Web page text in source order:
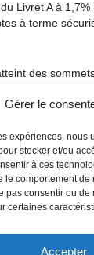
Gérer le
expériences, nous
stocker et/ou
à ces
le comportement
pas consentir ou
certaines
Accepter
Livret A à
à terme
des
1